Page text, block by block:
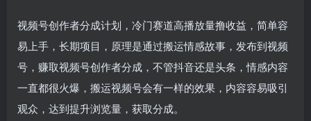
视频号创作者分成计划，冷门赛道高播放量撸收益，简单容
易上手，长期项目，原理是通过搬运情感故事，发布到视频
号，赚取视频号创作者分成，不管抖音还是头条，情感内容
一直都很火爆，搬运视频号会有一样的效果，内容容易吸引
观众，达到提升浏览量，获取分成。